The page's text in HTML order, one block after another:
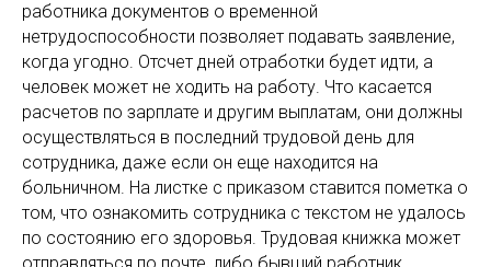
работника документов о временной
нетрудоспособности позволяет подавать заявление,
когда угодно. Отсчет дней отработки будет идти, а
человек может не ходить на работу. Что касается
расчетов по зарплате и другим выплатам, они должны
осуществляться в последний трудовой день для
сотрудника, даже если он еще находится на
больничном. На листке с приказом ставится пометка о
том, что ознакомить сотрудника с текстом не удалось
по состоянию его здоровья. Трудовая книжка может